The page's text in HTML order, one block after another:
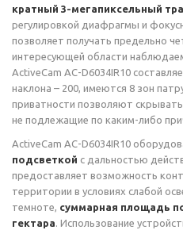
кратный 3-мегапиксельный
регулировкой диафрагмы и
позволяет получать предельно
интересующей области
ActiveCam AC-D6034IR10
наклона – 200, имеются 8 зон
приватности позволяют
не подлежащие по каким-либо
ActiveCam AC-D6034IR10
подсветкой с дальностью
предоставляет возможность
территории в условиях слабой
темноте, суммарная площадь
гектара. Использование